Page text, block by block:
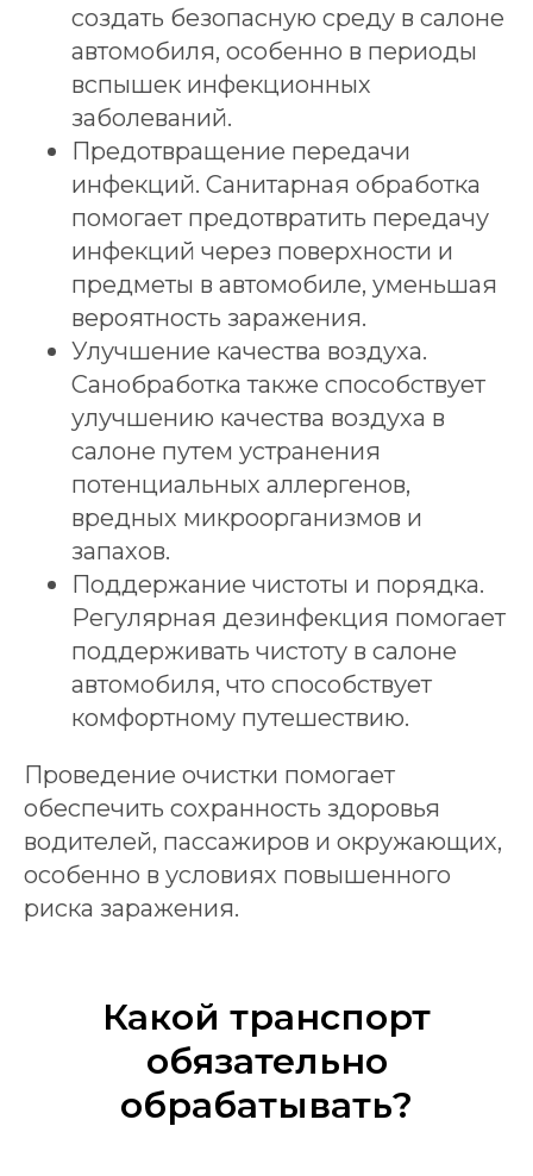
создать безопасную среду в салоне
автомобиля, особенно в периоды
вспышек инфекционных
заболеваний.
Предотвращение передачи
инфекций. Санитарная обработка
помогает предотвратить передачу
инфекций через поверхности и
предметы в автомобиле, уменьшая
вероятность заражения.
Улучшение качества воздуха.
Санобработка также способствует
улучшению качества воздуха в
салоне путем устранения
потенциальных аллергенов,
вредных микроорганизмов и
запахов.
Поддержание чистоты и порядка.
Регулярная дезинфекция помогает
поддерживать чистоту в салоне
автомобиля, что способствует
комфортному путешествию.
Проведение очистки помогает
обеспечить сохранность здоровья
водителей, пассажиров и окружающих,
особенно в условиях повышенного
риска заражения.
Какой транспорт
обязательно
обрабатывать?